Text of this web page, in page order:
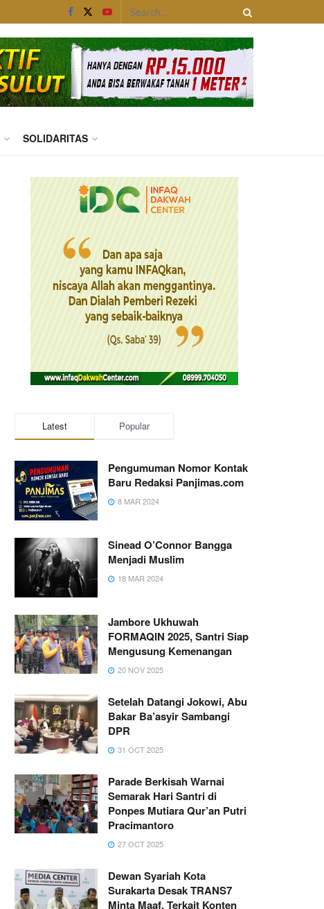
SOLIDARITAS
Latest Popular
Pengumuman Nomor Kontak
Baru Redaksi Panjimas.com
8 MAR 2024
Sinead O’Connor Bangga
Menjadi Muslim
18 MAR 2024
Jambore Ukhuwah
FORMAQIN 2025, Santri Siap
Mengusung Kemenangan
20 NOV 2025
Setelah Datangi Jokowi, Abu
Bakar Ba’asyir Sambangi
DPR
31 OCT 2025
Parade Berkisah Warnai
Semarak Hari Santri di
Ponpes Mutiara Qur’an Putri
Pracimantoro
27 OCT 2025
Dewan Syariah Kota
Surakarta Desak TRANS7
Minta Maaf, Terkait Konten